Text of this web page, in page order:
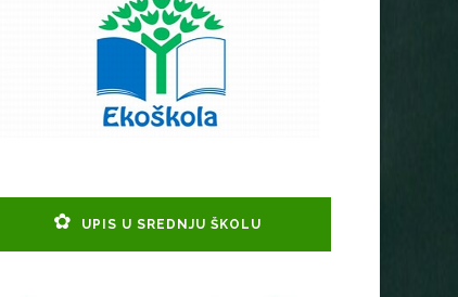
UPIS U SREDNJU ŠKOLU